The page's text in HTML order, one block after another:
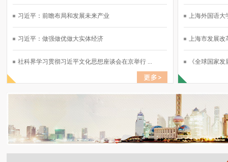
习近平：前瞻布局和发展未来产业
习近平：做强做优做大实体经济
社科界学习贯彻习近平文化思想座谈会在京举行 ...
上海外国语大
上海市发展改
《全球国家